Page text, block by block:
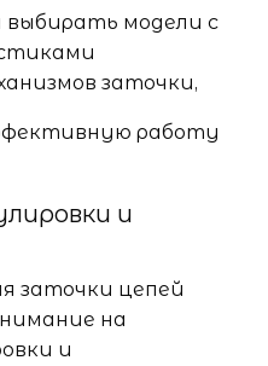
выбирать модели с
заточки,
работу
и
заточки цепей
на
и